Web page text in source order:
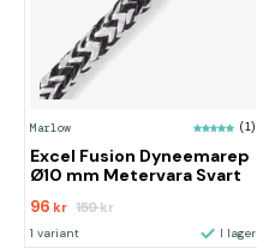
Marlow (1)
Excel Fusion Dyneemarep
Ø10 mm Metervara Svart
96 kr 159kr
1 variant I lager